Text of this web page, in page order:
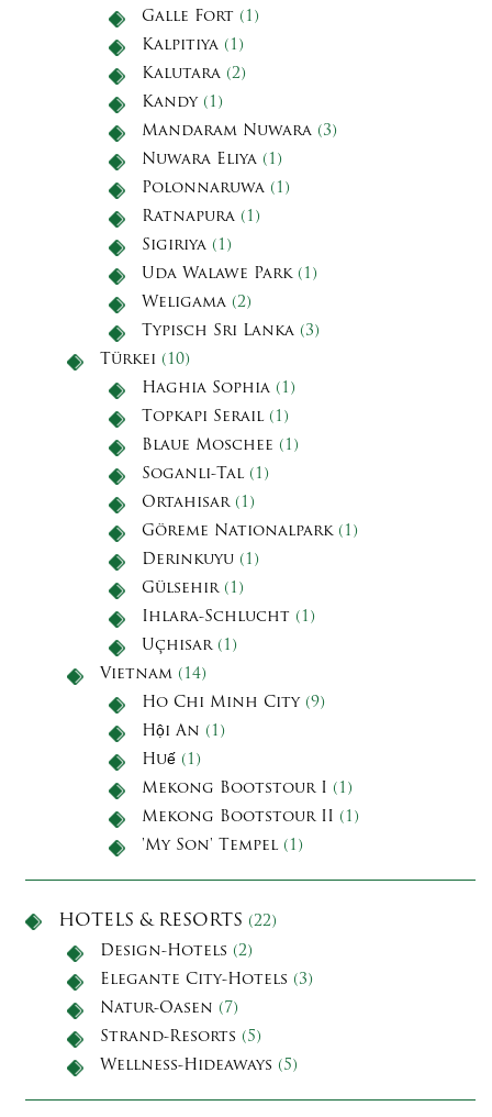
Galle Fort (1)
Kalpitiya (1)
Kalutara (2)
Kandy(1)
Mandaram Nuwara (3)
Nuwara Eliya (1)
Polonnaruwa (1)
Ratnapura (1)
Sigiriya (1)
Uda Walawe Park(1)
Weligama (2)
Typisch Sri Lanka (3)
Türkei (10)
Haghia Sophia (1)
Topkapi Serail (1)
Blaue Moschee (1)
Soganli-Tal (1)
Ortahisar(1)
Göreme Nationalpark(1)
Derinkuyu (1)
Gülsehir(1)
Ihlara-Schlucht (1)
Uçhisar(1)
Vietnam (14)
Ho Chi Minh City(9)
Hội An (1)
Huế (1)
Mekong Bootstour I (1)
Mekong Bootstour II (1)
'My Son' Tempel (1)
HOTELS & RESORTS (22)
Design-Hotels (2)
Elegante City-Hotels (3)
Natur-Oasen (7)
Strand-Resorts (5)
Wellness-Hideaways (5)